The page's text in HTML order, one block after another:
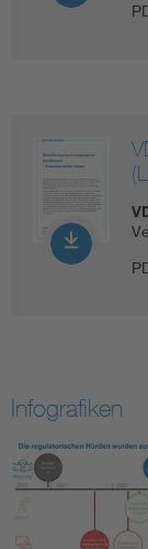
Infografiken